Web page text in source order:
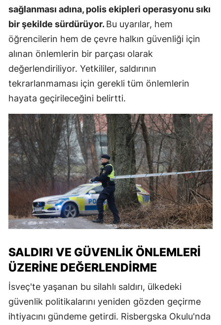
sağlanması adına, polis ekipleri operasyonu sıkı
bir şekilde sürdürüyor.Bu uyarılar, hem
öğrencilerin hem de çevre halkın güvenliği için
alınan önlemlerin bir parçası olarak
değerlendiriliyor. Yetkililer, saldırının
tekrarlanmaması için gerekli tüm önlemlerin
hayata geçirileceğini belirtti.
SALDIRI VE GÜVENLIK ÖNLEMLERI
ÜZERINE DEĞERLENDIRME
İsveç'te yaşanan bu silahlı saldırı, ülkedeki
güvenlik politikalarını yeniden gözden geçirme
ihtiyacını gündeme getirdi. Risbergska Okulu'nda